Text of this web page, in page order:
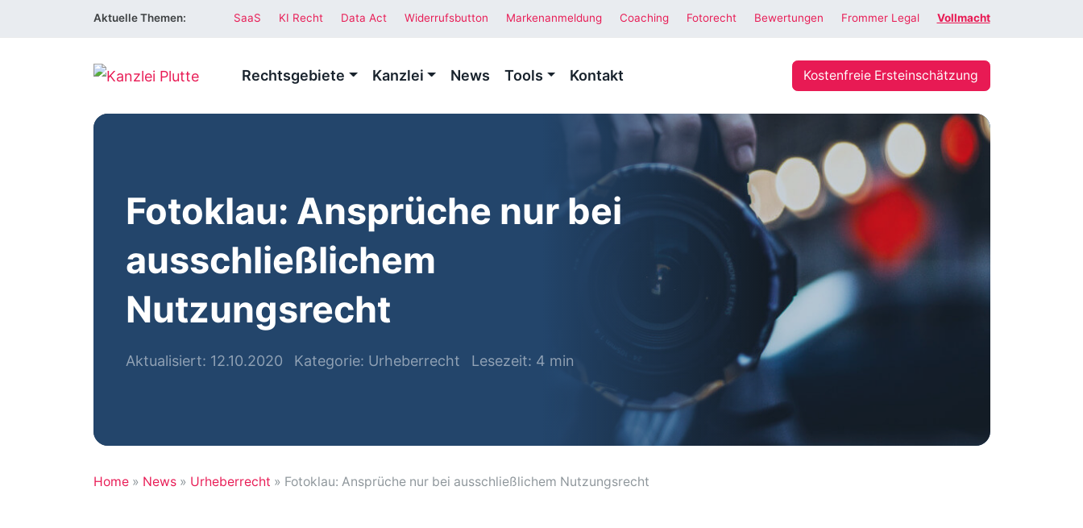
Aktuelle Themen: SaaS KI Recht Data Act Widerrufsbutton Markenanmeldung Coaching Fotorecht Bewertungen Frommer Legal Vollmacht
Kostenfreie Ersteinschätzung
Rechtsgebiete Kanzlei News Tools Kontakt
Fotoklau: Ansprüche nur bei
ausschließlichem
Nutzungsrecht
Aktualisiert: 12.10.2020 Kategorie: Urheberrecht Lesezeit: 4 min
Home» News» Urheberrecht » Fotoklau: Ansprüche nur bei ausschließlichem Nutzungsrecht